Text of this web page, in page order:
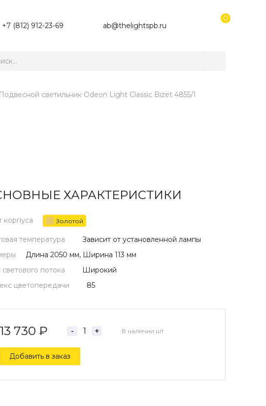
+7 (812) 912-23-69 ab@thelightspb.ru
0
Подвесной светильник Odeon Light Classic Bizet 4855/1
ХАРАКТЕРИСТИКИ
корпуса Золотой
температура
Зависит от установленной лампы
Длина 2050 мм, Ширина 113 мм
светового потока
Широкий
цветопередачи
85
13 730 ₽ - + В наличии шт
Добавить в заказ